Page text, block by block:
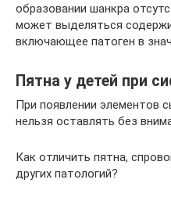
образовании шанкра
может выделяться
включающее патоген в
Пятна у детей при
При появлении элементов
нельзя оставлять без
Как отличить пятна,
других патологий?